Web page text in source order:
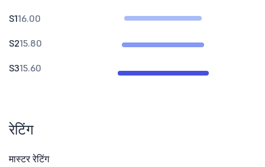
S116.00
S215.80
S315.60
रेटिंग
मास्टर रेटिंग